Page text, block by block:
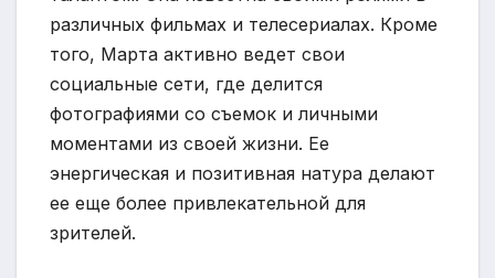
различных фильмах и телесериалах. Кроме
того, Марта активно ведет свои
социальные сети, где делится
фотографиями со съемок и личными
моментами из своей жизни. Ее
энергическая и позитивная натура делают
ее еще более привлекательной для
зрителей.